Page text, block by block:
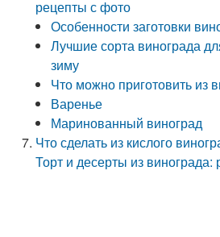
рецепты с фото
Особенности заготовки
Лучшие сорта винограда
зиму
Что можно приготовить из
Варенье
Маринованный виноград
Что сделать из кислого
Торт и десерты из